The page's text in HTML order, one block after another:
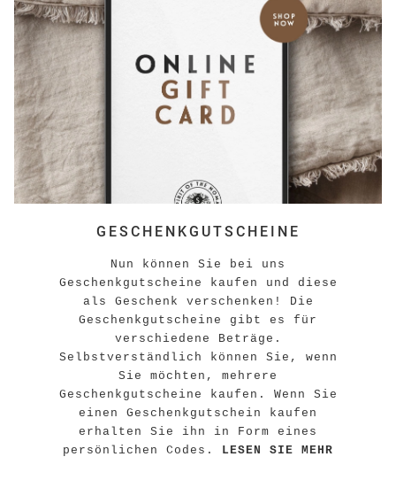
GESCHENKGUTSCHEINE
Nun können Sie bei uns
Geschenkgutscheine kaufen und diese
als Geschenk verschenken! Die
Geschenkgutscheine gibt es für
verschiedene Beträge.
Selbstverständlich können Sie, wenn
Sie möchten, mehrere
Geschenkgutscheine kaufen. Wenn Sie
einen Geschenkgutschein kaufen
erhalten Sie ihn in Form eines
persönlichen Codes.
LESEN SIE MEHR